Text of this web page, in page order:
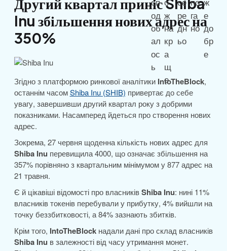
Inu збільшення нових адрес на
350%
Згідно з платформою ринкової аналітики IntoTheBlock,
останнім часомShiba Inu (SHIB) привертає до себе
увагу, завершивши другий квартал року з добрими
показниками. Насамперед йдеться про створення нових
адрес.
Зокрема, 27 червня щоденна кількість нових адрес для
Shiba Inu перевищила 4000, що означає збільшення на
357% порівняно з квартальним мінімумом у 877 адрес на
21 травня.
Є й цікавіші відомості про власниківShiba Inu: нині 11%
власників токенів перебували у прибутку, 4% вийшли на
точку беззбитковості, а 84% зазнають збитків.
Крім того, IntoTheBlock надали дані про склад власників
Shiba Inu в залежності від часу утримання монет.